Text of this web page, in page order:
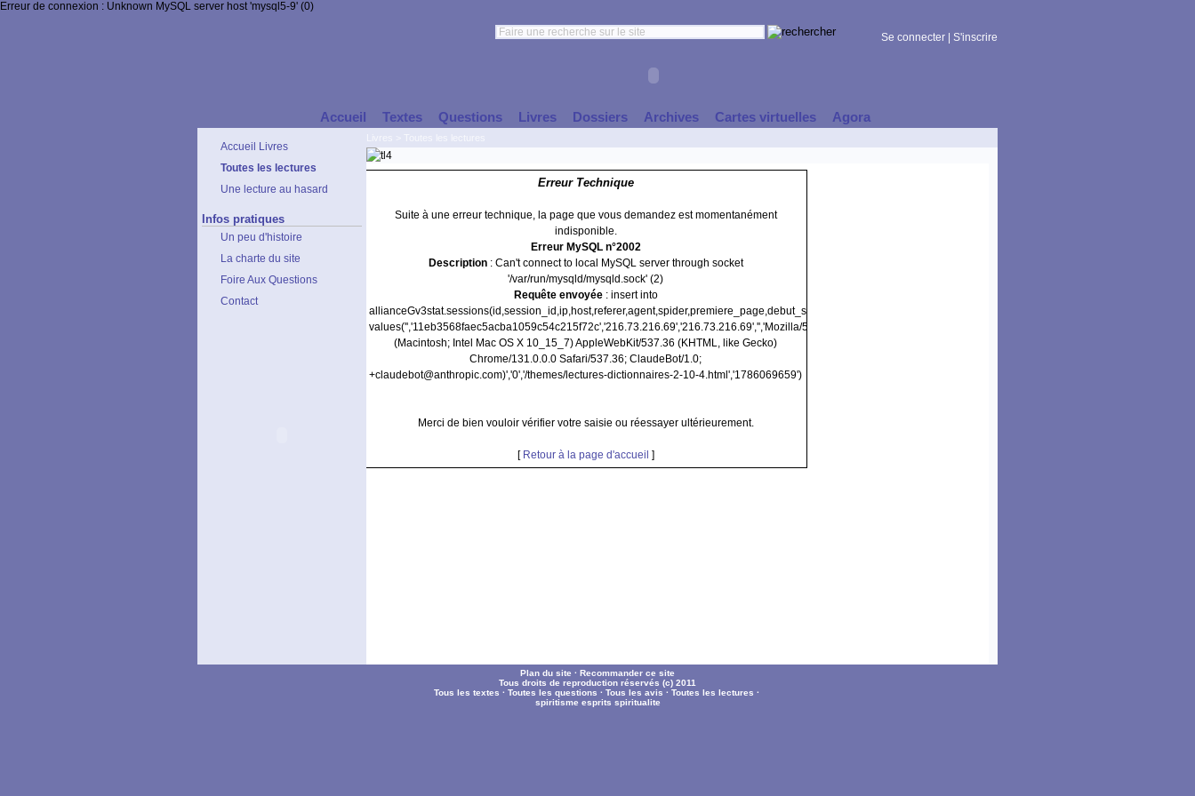
Erreur de connexion : Unknown MySQL server host 'mysql5-9' (0)
Se connecter S'inscrire
Accueil Textes Questions Livres Dossiers Archives Cartes virtuelles Agora
Accueil Livres
Toutes les lectures
Une lecture au hasard
Infos pratiques
Un peu d'histoire
La charte du site
Foire Aux Questions
Contact
Erreur Technique
Suite à une erreur technique, la page que vous demandez est momentanément
indisponible.
Erreur MySQL n°2002
Description: Can't connect to local MySQL server through socket
'/var/run/mysqld/mysqld.sock' (2)
Requête envoyée: insert into
allianceGv3stat.sessions(id,session_id,ip,host,referer,agent,spider,premiere_page,debut_session)
values('','11eb3568faec5acba1059c54c215f72c','216.73.216.69','216.73.216.69','','Mozilla/5.0
(Macintosh; Intel Mac OS X 10_15_7) AppleWebKit/537.36 (KHTML, like Gecko)
Chrome/131.0.0.0 Safari/537.36; ClaudeBot/1.0;
+claudebot@anthropic.com)','0','/themes/lectures-dictionnaires-2-10-4.html','1786069659')
Merci de bien vouloir vérifier votre saisie ou réessayer ultérieurement.
[ Retour à la page d'accueil ]
Plan du site · Recommander ce site
Tous droits de reproduction réservés (c) 2011
Tous les textes · Toutes les questions · Tous les avis · Toutes les lectures ·
spiritisme esprits spiritualite